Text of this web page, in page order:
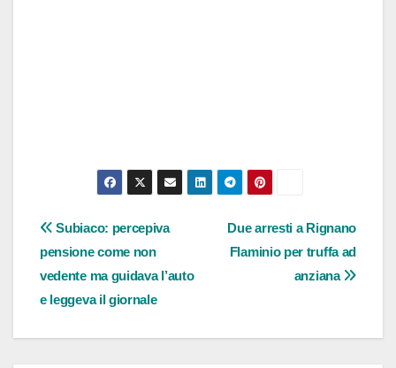
Navigazione
articoli
Due arresti a Rignano
Flaminio per truffa ad
anziana
Subiaco: percepiva
pensione come non
vedente ma guidava l’auto
e leggeva il giornale